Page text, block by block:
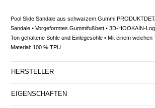
Pool Slide Sandale aus schwarzem Gummi
Sandale • Vorgeformtes Gummifußbett • 3D-HOOKAIN-
Ton gehaltene Sohle und Einlegesohle • Mit einem
Material: 100 % TPU
HERSTELLER
EIGENSCHAFTEN